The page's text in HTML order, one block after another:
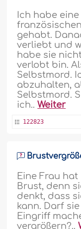
Ich habe
gehabt.
verliebt und
habe sie
verlobt bin.
Selbstmord.
abzuhalten,
Selbstmord.
ich..Weiter
122823
Eine Frau hat
Brust, denn
denkt, dass
kann. Darf
Eingriff
vergrößern?..